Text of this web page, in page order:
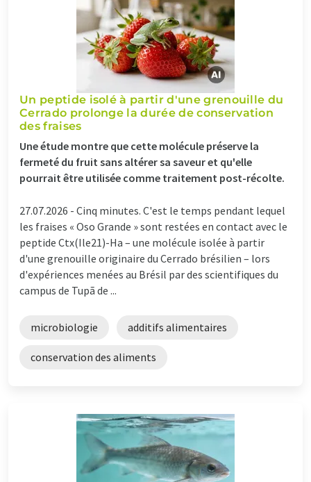
Un peptide isolé à partir d'une grenouille du
Cerrado prolonge la durée de conservation
des fraises
Une étude montre que cette molécule préserve la
fermeté du fruit sans altérer sa saveur et qu'elle
pourrait être utilisée comme traitement post-récolte.
27.07.2026 - Cinq minutes. C'est le temps pendant lequel
les fraises « Oso Grande » sont restées en contact avec le
peptide Ctx(Ile21)-Ha – une molécule isolée à partir
d'une grenouille originaire du Cerrado brésilien – lors
d'expériences menées au Brésil par des scientifiques du
campus de Tupã de ...
microbiologie additifs alimentaires
conservation des aliments